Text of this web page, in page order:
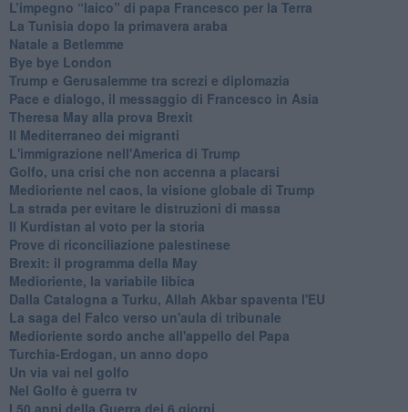
L’impegno “laico” di papa Francesco per la Terra
La Tunisia dopo la primavera araba
Natale a Betlemme
Bye bye London
Trump e Gerusalemme tra screzi e diplomazia
Pace e dialogo, il messaggio di Francesco in Asia
Theresa May alla prova Brexit
Il Mediterraneo dei migranti
L'immigrazione nell'America di Trump
Golfo, una crisi che non accenna a placarsi
Medioriente nel caos, la visione globale di Trump
La strada per evitare le distruzioni di massa
Il Kurdistan al voto per la storia
Prove di riconciliazione palestinese
Brexit: il programma della May
Medioriente, la variabile libica
Dalla Catalogna a Turku, Allah Akbar spaventa l'EU
La saga del Falco verso un'aula di tribunale
Medioriente sordo anche all'appello del Papa
Turchia-Erdogan, un anno dopo
Un via vai nel golfo
Nel Golfo è guerra tv
I 50 anni della Guerra dei 6 giorni